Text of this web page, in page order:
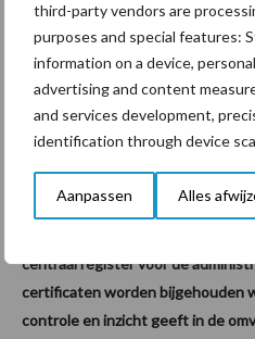
third-party vendors are
purposes and special features:
information on a device,
advertising and content
and services development,
identification through device
Aanpassen Alles
Vraag 8: Is de minister bereid om
omvang van de markt (aantal
brengen en daarbij de
zodat er meer transparantie
Vraag 9: Kan de minister hierbij
centraal register voor de
certificaten worden bijgehouden
controle en inzicht geeft in de